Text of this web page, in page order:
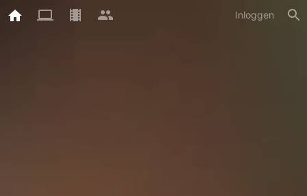
Inloggen